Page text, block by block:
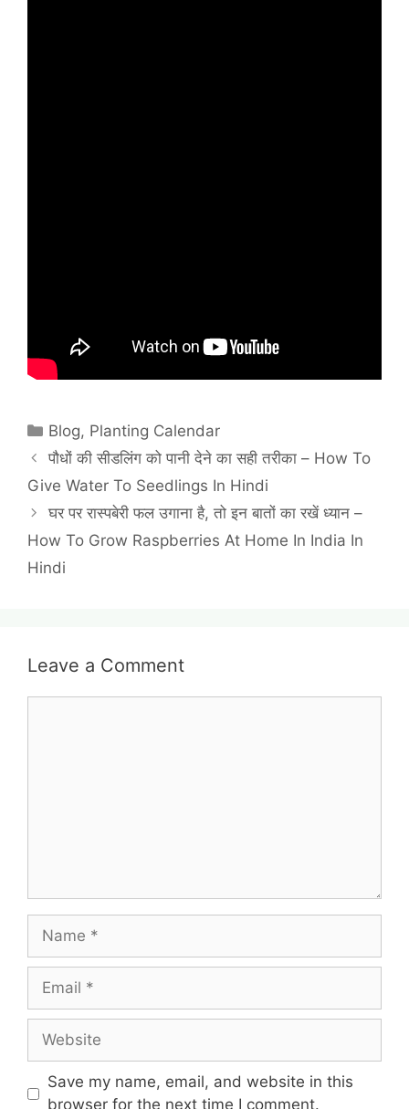
Categories
Blog, Planting Calendar
पौधों की सीडलिंग को पानी देने का सही तरीका – How To
Give Water To Seedlings In Hindi
घर पर रास्पबेरी फल उगाना है, तो इन बातों का रखें ध्यान –
How To Grow Raspberries At Home In India In
Hindi
Leave a Comment
Name
Email
Website
Save my name, email, and website in this
browser for the next time I comment.